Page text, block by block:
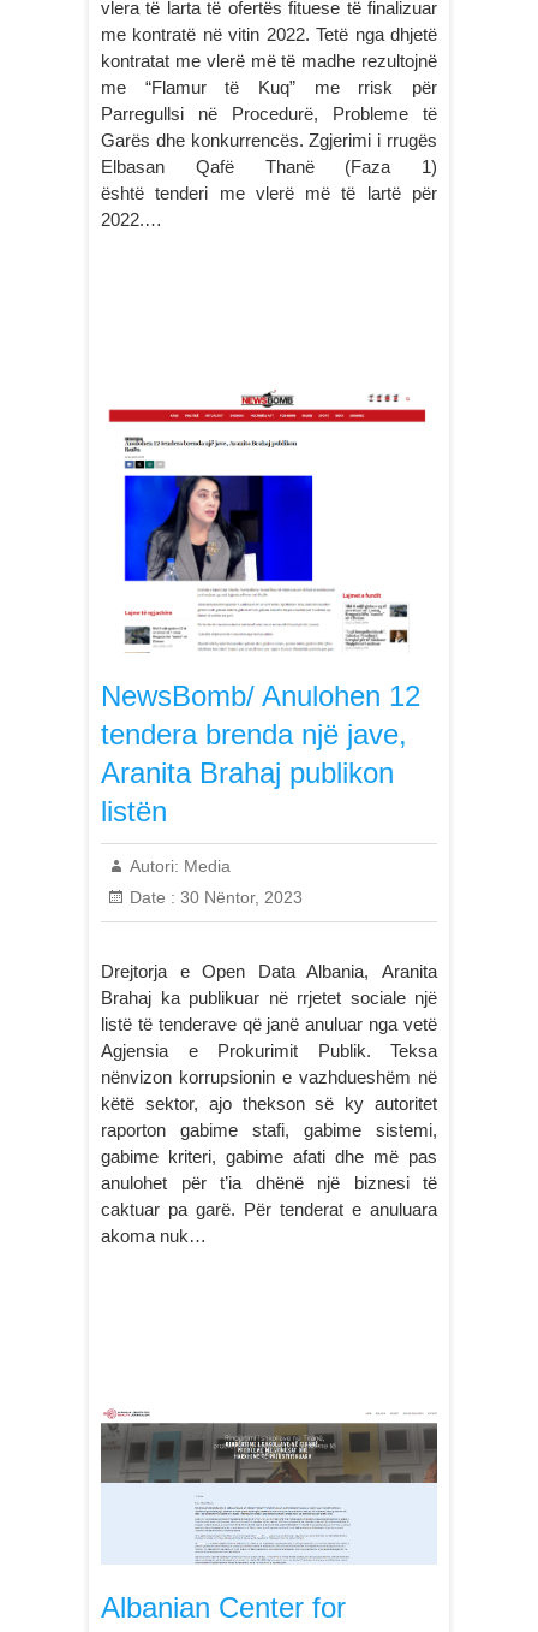
vlera të larta të ofertës fituese të finalizuar
me kontratë në vitin 2022. Tetë nga dhjetë
kontratat me vlerë më të madhe rezultojnë
me “Flamur të Kuq” me rrisk për
Parregullsi në Procedurë, Probleme të
Garës dhe konkurrencës. Zgjerimi i rrugës
Elbasan Qafë Thanë (Faza 1)
është tenderi me vlerë më të lartë për
2022.…
NewsBomb/ Anulohen 12
tendera brenda një jave,
Aranita Brahaj publikon
listën
Autori: Media
Date : 30 Nëntor, 2023
Drejtorja e Open Data Albania, Aranita
Brahaj ka publikuar në rrjetet sociale një
listë të tenderave që janë anuluar nga vetë
Agjensia e Prokurimit Publik. Teksa
nënvizon korrupsionin e vazhdueshëm në
këtë sektor, ajo thekson së ky autoritet
raporton gabime stafi, gabime sistemi,
gabime kriteri, gabime afati dhe më pas
anulohet për t’ia dhënë një biznesi të
caktuar pa garë. Për tenderat e anuluara
akoma nuk…
Albanian Center for